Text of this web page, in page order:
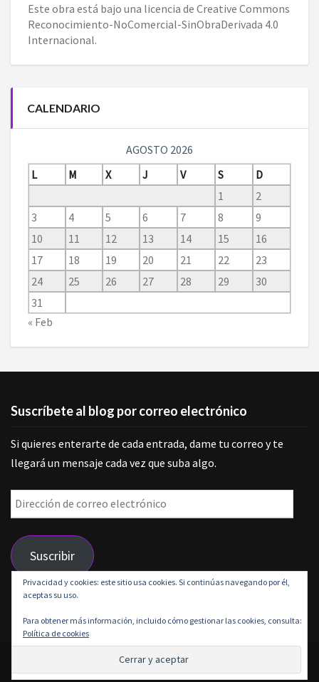
Este obra está bajo una licencia de Creative Commons
Reconocimiento-NoComercial-SinObraDerivada 4.0
Internacional.
CALENDARIO
AGOSTO 2026
L
M X J V S
D
1
2
3
4 5 6 7 8
9
10
11 12 13 14 15
16
17
18 19 20 21 22
23
24
25 26 27 28 29
30
31
« Feb
Suscríbete al blog por correo electrónico
Si quieres enterarte de cada entrada, dame tu correo y te
llegará un mensaje cada vez que suba algo.
Dirección
de
correo
electrónico
Suscribir
Únete a otros 9 suscriptores
© 2026 Grunge is life | Funciona gracias a
Privacidad y cookies: este sitio usa cookies. Si continúas navegando por él,
aceptas su uso.
Para obtener más información, incluido cómo gestionar las cookies, consulta:
Política de cookies